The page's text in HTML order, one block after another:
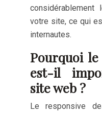
votre site, ce qui
internautes.
Pourquoi
est-il
site web ?
Le responsive